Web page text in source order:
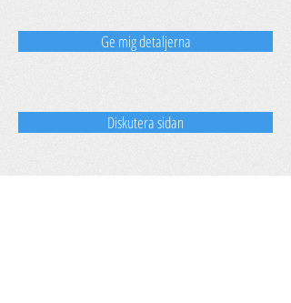
Ge mig detaljerna
Diskutera sidan